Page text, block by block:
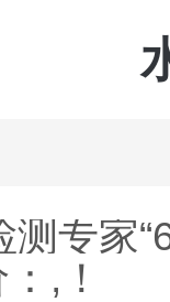
测专家
,！